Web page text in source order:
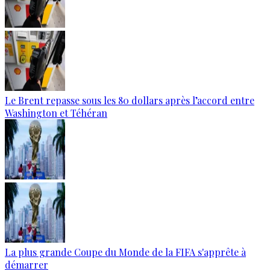
Le Brent repasse sous les 80 dollars après l’accord entre
Washington et Téhéran
La plus grande Coupe du Monde de la FIFA s'apprête à
démarrer